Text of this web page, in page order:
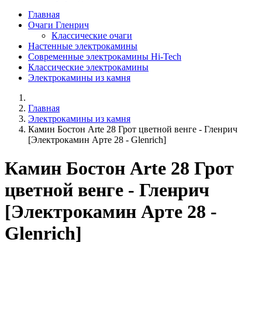
Главная
Очаги Гленрич
Классические очаги
Настенные электрокамины
Современные электрокамины Hi-Tech
Классические электрокамины
Электрокамины из камня
Главная
Электрокамины из камня
Камин Бостон Arte 28 Грот цветной венге - Гленрич
[Электрокамин Арте 28 - Glenrich]
Камин Бостон Arte 28 Грот
цветной венге - Гленрич
[Электрокамин Арте 28 -
Glenrich]